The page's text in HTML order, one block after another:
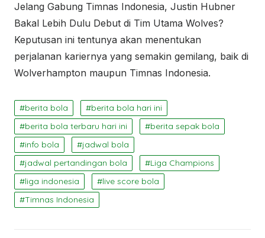
Jelang Gabung Timnas Indonesia, Justin Hubner
Bakal Lebih Dulu Debut di Tim Utama Wolves?
Keputusan ini tentunya akan menentukan
perjalanan kariernya yang semakin gemilang, baik di
Wolverhampton maupun Timnas Indonesia.
berita bola
berita bola hari ini
berita bola terbaru hari ini
berita sepak bola
info bola
jadwal bola
jadwal pertandingan bola
Liga Champions
liga indonesia
live score bola
Timnas Indonesia